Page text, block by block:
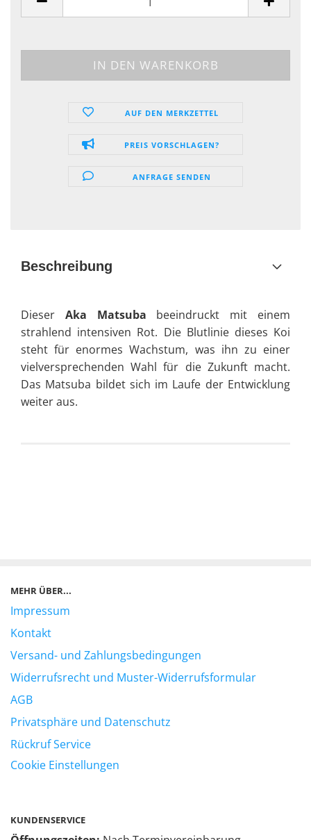
AUF DEN MERKZETTEL
PREIS VORSCHLAGEN?
ANFRAGE SENDEN
Beschreibung
Dieser Aka Matsuba beeindruckt mit einem
strahlend intensiven Rot. Die Blutlinie dieses Koi
steht für enormes Wachstum, was ihn zu einer
vielversprechenden Wahl für die Zukunft macht.
Das Matsuba bildet sich im Laufe der Entwicklung
weiter aus.
MEHR ÜBER...
Impressum
Kontakt
Versand- und Zahlungsbedingungen
Widerrufsrecht und Muster-Widerrufsformular
AGB
Privatsphäre und Datenschutz
Rückruf Service
Cookie Einstellungen
KUNDENSERVICE